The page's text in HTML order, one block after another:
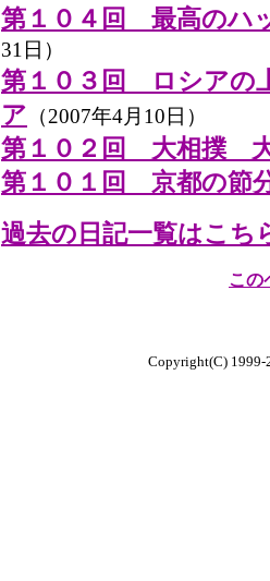
第１０４回 最高のハ
31日）
第１０３回 ロシアの
ア （2007年4月10日）
第１０２回 大相撲
第１０１回 京都の節
過去の日記一覧はこち
この
Copyright(C) 1999-